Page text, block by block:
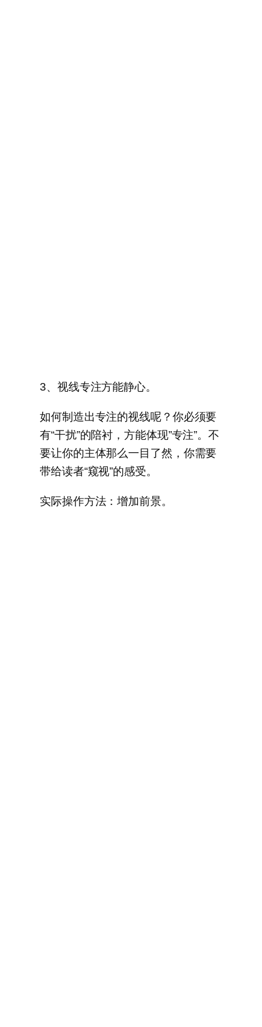
3、视线专注方能静心。
如何制造出专注的视线呢？你必须要
有“干扰”的陪衬，方能体现”专注”。不
要让你的主体那么一目了然，你需要
带给读者“窥视”的感受。
实际操作方法：增加前景。